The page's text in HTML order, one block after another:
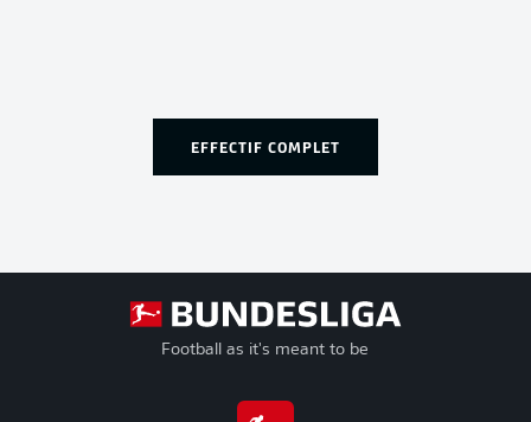
EFFECTIF COMPLET
Football as it's meant to be